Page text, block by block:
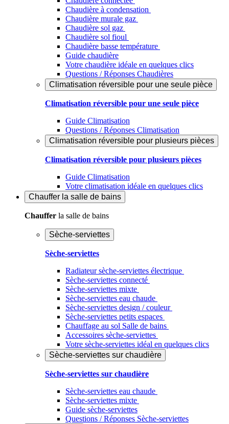
Chaudière à condensation
Chaudière murale gaz
Chaudière sol gaz
Chaudière sol fioul
Chaudière basse température
Guide chaudière
Votre chaudière idéale en quelques clics
Questions / Réponses Chaudières
Climatisation réversible pour une seule pièce
Climatisation réversible pour une seule pièce
Guide Climatisation
Questions / Réponses Climatisation
Climatisation réversible pour plusieurs pièces
Climatisation réversible pour plusieurs pièces
Guide Climatisation
Votre climatisation idéale en quelques clics
Chauffer la salle de bains
Chauffer la salle de bains
Sèche-serviettes
Sèche-serviettes
Radiateur sèche-serviettes électrique
Sèche-serviettes connecté
Sèche-serviettes mixte
Sèche-serviettes eau chaude
Sèche-serviettes design / couleur
Sèche-serviettes petits espaces
Chauffage au sol Salle de bains
Accessoires sèche-serviettes
Votre sèche-serviettes idéal en quelques clics
Sèche-serviettes sur chaudière
Sèche-serviettes sur chaudière
Sèche-serviettes eau chaude
Sèche-serviettes mixte
Guide sèche-serviettes
Questions / Réponses Sèche-serviettes